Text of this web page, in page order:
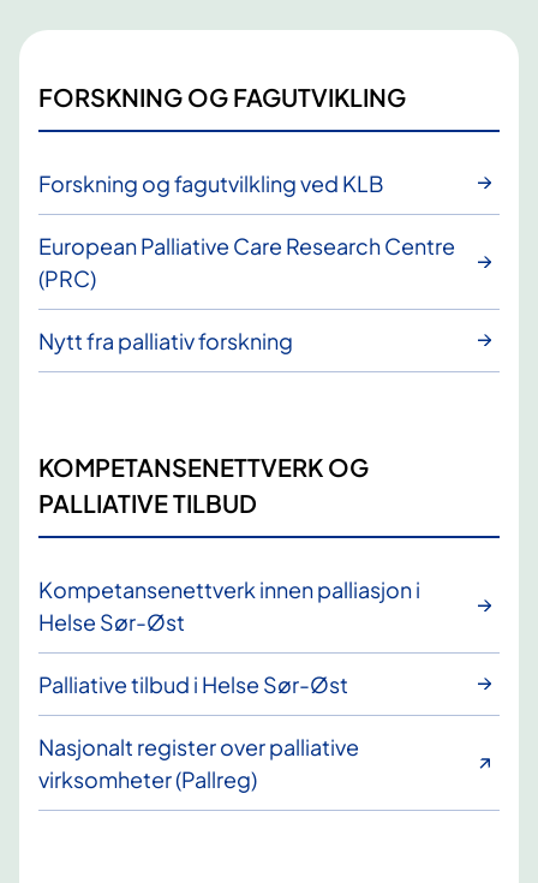
FORSKNING OG FAGUTVIKLING
Forskning og fagutvilkling ved KLB
European Palliative Care Research Centre
(PRC)
Nytt fra palliativ forskning
KOMPETANSENETTVERK OG
PALLIATIVE TILBUD
Kompetansenettverk innen palliasjon i
Helse Sør-Øst
Palliative tilbud i Helse Sør-Øst
Nasjonalt register over palliative
virksomheter (Pallreg)